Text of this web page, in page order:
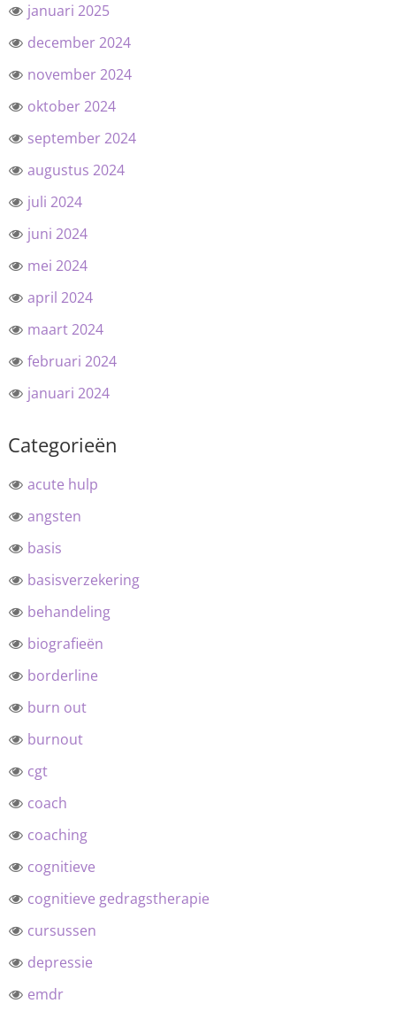
januari 2025
december 2024
november 2024
oktober 2024
september 2024
augustus 2024
juli 2024
juni 2024
mei 2024
april 2024
maart 2024
februari 2024
januari 2024
Categorieën
acute hulp
angsten
basis
basisverzekering
behandeling
biografieën
borderline
burn out
burnout
cgt
coach
coaching
cognitieve
cognitieve gedragstherapie
cursussen
depressie
emdr